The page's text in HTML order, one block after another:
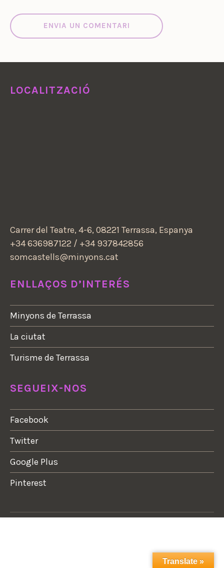
LOCALITZACIÓ
Carrer del Teatre, 4-6, 08221 Terrassa, Espanya
+34 636987122 / +34 937842856
somcastells@minyons.cat
ENLLAÇOS D’INTERÉS
Minyons de Terrassa
La ciutat
Turisme de Terrassa
SEGUEIX-NOS
Facebook
Twitter
Google Plus
Pinterest
Translate »